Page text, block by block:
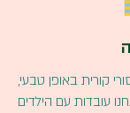
קורית באופן טבעי,
עובדות עם הילדים